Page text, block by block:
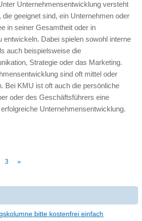
Unternehmensentwicklung versteht
geeignet sind, ein Unternehmen oder
in seiner Gesamtheit oder in
entwickeln. Dabei spielen sowohl interne
auch beispielsweise die
Strategie oder das Marketing.
sind oft mittel oder
Bei KMU ist oft auch die persönliche
oder des Geschäftsführers eine
Unternehmensentwicklung.
3 »
bitte kostenfrei einfach